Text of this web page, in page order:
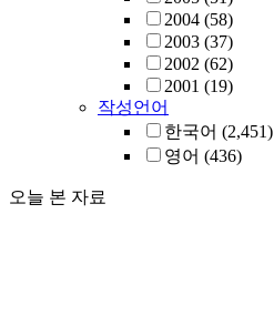
2004 (58)
2003 (37)
2002 (62)
2001 (19)
작성언어
한국어 (2,451)
영어 (436)
오늘 본 자료